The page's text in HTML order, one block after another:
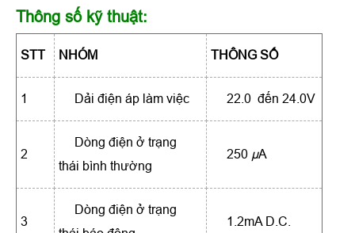
Thông số kỹ thuật:
STT NHÓM THÔNG SỐ
1 Dải điện áp làm việc 22.0 đến 24.0V
2
Dòng điện ở trạng
thái bình thường
250 μA
3
Dòng điện ở trạng
1.2mA D.C.